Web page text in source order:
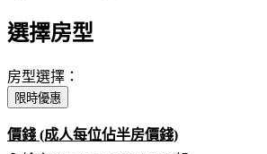
選擇房型
房型選擇：
限時優惠
價錢 (成人每位佔半房價錢)